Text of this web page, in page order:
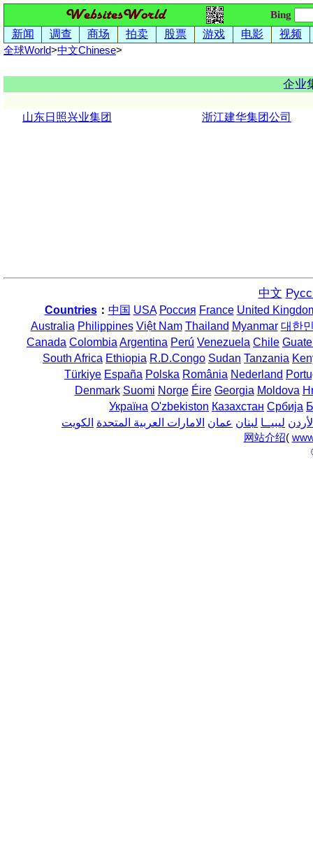
Bing
新闻 调查 商场 拍卖 股票 游戏 电影 视频
全球World>中文Chinese>
企业
山东日照兴业集团 浙江建华集团公司
中文
Countries： 中国 USA Россия France United
Australia Philippines Việt Nam Thailand Myanmar 대한
Canada Colombia Argentina Perú Venezuela Chile
South Africa Ethiopia R.D.Congo Sudan Tanzania
Türkiye España Polska România Nederland
Denmark Suomi Norge Éire Georgia Moldova
Україна O'zbekiston Казахстан Србија
ليبيــا لبنان عمان الامارات العربية المتحدة الكويت
网站介绍(